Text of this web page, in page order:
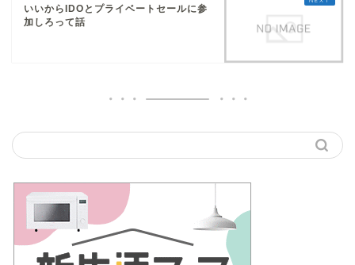
いいからIDOとプライベートセールに参
加しろって話